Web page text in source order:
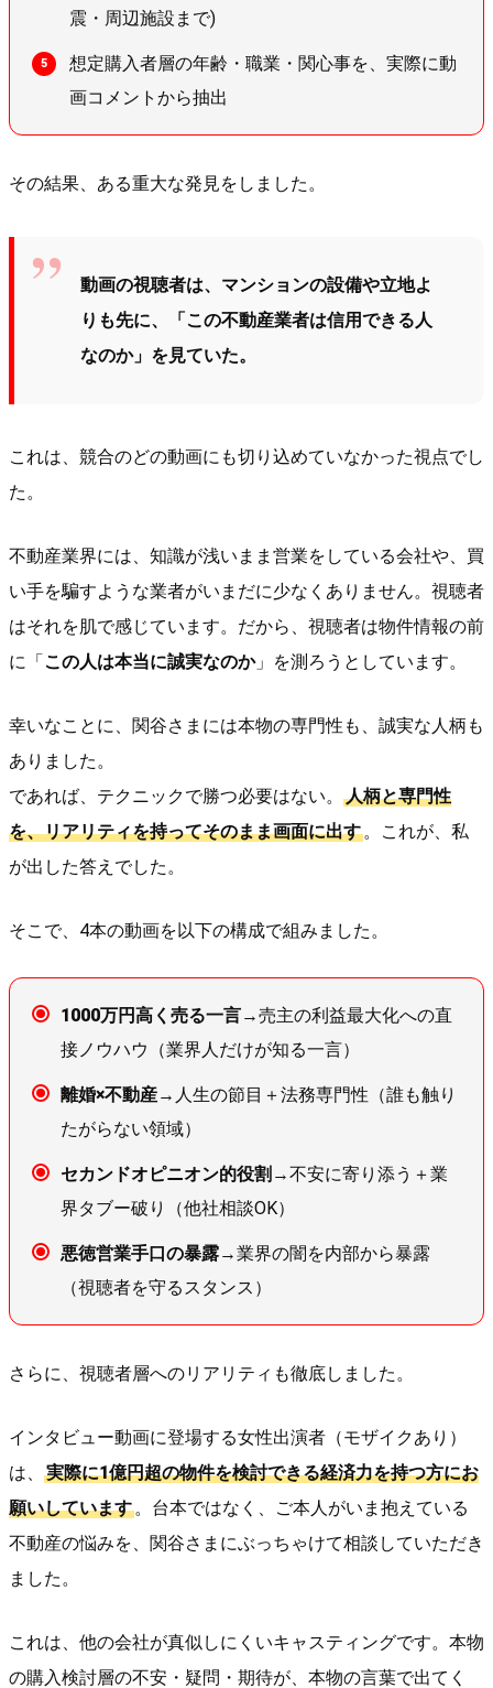
震・周辺施設まで)
想定購入者層の年齢・職業・関心事を、実際に動
画コメントから抽出
その結果、ある重大な発見をしました。
動画の視聴者は、マンションの設備や立地よ
りも先に、「この不動産業者は信用できる人
なのか」を見ていた。
これは、競合のどの動画にも切り込めていなかった視点でし
た。
不動産業界には、知識が浅いまま営業をしている会社や、買
い手を騙すような業者がいまだに少なくありません。視聴者
はそれを肌で感じています。だから、視聴者は物件情報の前
に「 この人は本当に誠実なのか」を測ろうとしています。
幸いなことに、関谷さまには本物の専門性も、誠実な人柄も
ありました。
であれば、テクニックで勝つ必要はない。
人柄と専門性
を、リアリティを持ってそのまま画面に出す。これが、私
が出した答えでした。
そこで、4本の動画を以下の構成で組みました。
1000万円高く売る一言→売主の利益最大化への直
接ノウハウ（業界人だけが知る一言）
離婚×不動産→人生の節目＋法務専門性（誰も触り
たがらない領域）
セカンドオピニオン的役割 →不安に寄り添う＋業
界タブー破り（他社相談OK）
悪徳営業手口の暴露→業界の闇を内部から暴露
（視聴者を守るスタンス）
さらに、視聴者層へのリアリティも徹底しました。
インタビュー動画に登場する女性出演者（モザイクあり）
は、
実際に1億円超の物件を検討できる経済力を持つ方にお
願いしています。台本ではなく、ご本人がいま抱えている
不動産の悩みを、関谷さまにぶっちゃけて相談していただき
ました。
これは、他の会社が真似しにくいキャスティングです。本物
の購入検討層の不安・疑問・期待が、本物の言葉で出てく